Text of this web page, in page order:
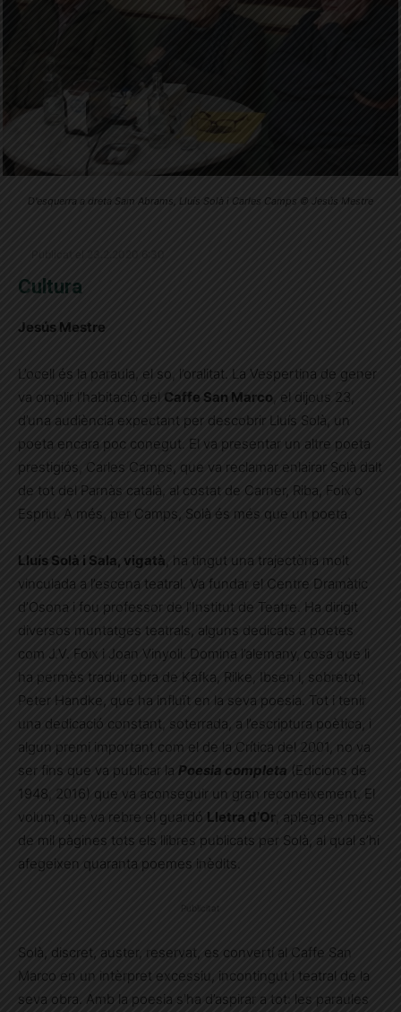
D'esquerra a dreta Sam Abrams, Lluís Solà i Carles Camps © Jesús Mestre
Cultura
Jesús Mestre
L’ocell és la paraula, el so, l’oralitat. La Vespertina de gener
va omplir l’habitació del
Caffe San Marco , el dijous 23,
d’una audiència expectant per descobrir Lluís Solà, un
poeta encara poc conegut. El va presentar un altre poeta
prestigiós, Carles Camps, que va reclamar enlairar Solà dalt
de tot del Parnàs català, al costat de Carner, Riba, Foix o
Espriu. A més, per Camps, Solà és més que un poeta.
Lluís Solà i Sala, vigatà , ha tingut una trajectòria molt
vinculada a l’escena teatral. Va fundar el Centre Dramàtic
d’Osona i fou professor de l’Institut de Teatre. Ha dirigit
diversos muntatges teatrals, alguns dedicats a poetes
com J.V. Foix i Joan Vinyoli. Domina l’alemany, cosa que li
ha permès traduir obra de Kafka, Rilke, Ibsen i, sobretot,
Peter Handke, que ha influït en la seva poesia. Tot i tenir
una dedicació constant, soterrada, a l’escriptura poètica, i
algun premi important com el de la Crítica del 2001, no va
ser fins que va publicar la Poesia completa (Edicions de
1948, 2016) que va aconseguir un gran reconeixement. El
volum, que va rebre el guardó Lletra d’Or
, aplega en més
de mil pàgines tots els llibres publicats per Solà, al qual s’hi
afegeixen quaranta poemes inèdits.
Solà, discret, auster, reservat, es convertí al Caffe San
Marco en un intèrpret excessiu, incontingut i teatral de la
seva obra. Amb la poesia s’ha d’aspirar a tot: les paraules